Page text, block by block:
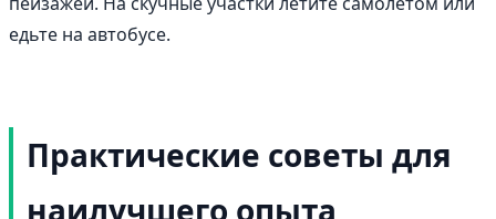
едьте на автобусе.
Практические советы для
наилучшего опыта